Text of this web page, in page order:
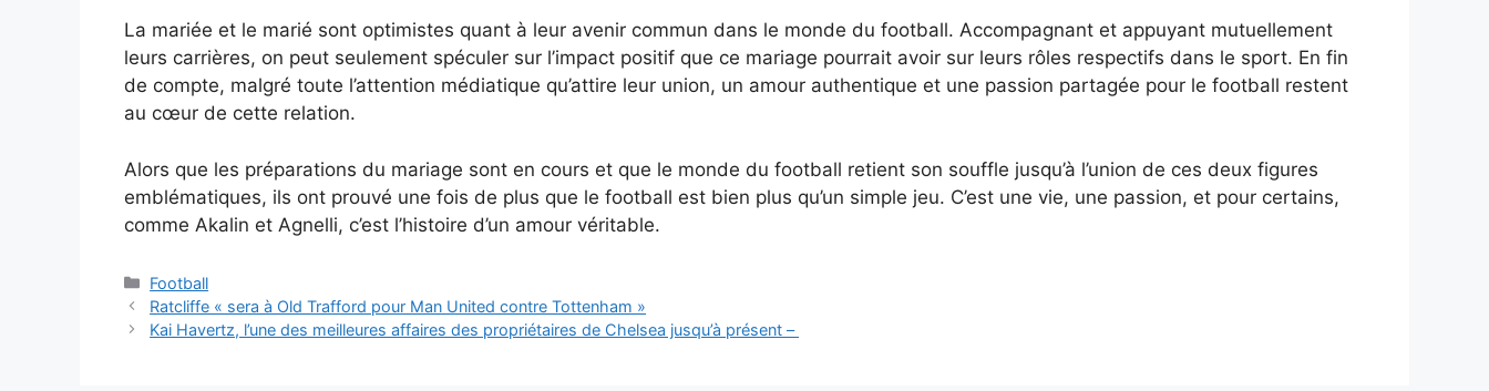
La mariée et le marié sont optimistes quant à leur avenir commun dans le monde du football. Accompagnant et appuyant mutuellement
leurs carrières, on peut seulement spéculer sur l’impact positif que ce mariage pourrait avoir sur leurs rôles respectifs dans le sport. En fin
de compte, malgré toute l’attention médiatique qu’attire leur union, un amour authentique et une passion partagée pour le football restent
au cœur de cette relation.
Alors que les préparations du mariage sont en cours et que le monde du football retient son souffle jusqu’à l’union de ces deux figures
emblématiques, ils ont prouvé une fois de plus que le football est bien plus qu’un simple jeu. C’est une vie, une passion, et pour certains,
comme Akalin et Agnelli, c’est l’histoire d’un amour véritable.
Catégories
Football
Ratcliffe « sera à Old Trafford pour Man United contre Tottenham »
Kai Havertz, l’une des meilleures affaires des propriétaires de Chelsea jusqu’à présent – ​​